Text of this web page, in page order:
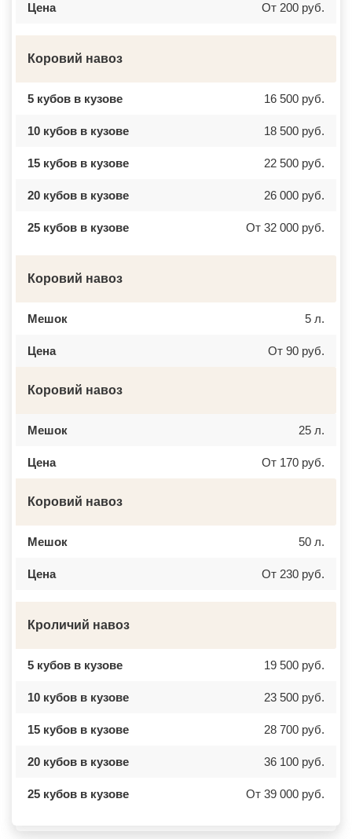
Цена От 200 руб.
Коровий навоз
5 кубов в кузове 16 500 руб.
10 кубов в кузове 18 500 руб.
15 кубов в кузове 22 500 руб.
20 кубов в кузове 26 000 руб.
25 кубов в кузове От 32 000 руб.
Коровий навоз
Мешок 5 л.
Цена От 90 руб.
Коровий навоз
Мешок 25 л.
Цена От 170 руб.
Коровий навоз
Мешок 50 л.
Цена От 230 руб.
Кроличий навоз
5 кубов в кузове 19 500 руб.
10 кубов в кузове 23 500 руб.
15 кубов в кузове 28 700 руб.
20 кубов в кузове 36 100 руб.
25 кубов в кузове От 39 000 руб.